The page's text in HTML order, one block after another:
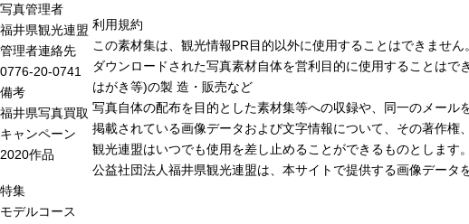
写真管理者
福井県観光連盟
管理者連絡先
0776-20-0741
備考
福井県写真買取
キャンペーン
2020作品
利用規約
この素材集は、観光情報PR目的以外に使用することはできません。
ダウンロードされた写真素材自体を営利目的に使用することは
はがき等)の製 造・販売など
写真自体の配布を目的とした素材集等への収録や、同一のメール
掲載されている画像データおよび文字情報について、その著作
観光連盟はいつでも使用を差し止めることができるものとします。
公益社団法人福井県観光連盟は、本サイトで提供する画像データ
特集
モデルコース